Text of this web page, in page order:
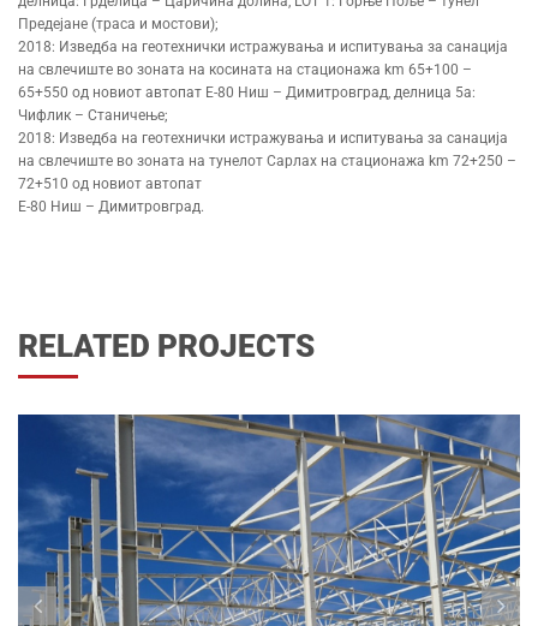
Предејане (траса и мостови);
2018: Изведба на геотехнички истражувања и испитувања за санација
на свлечиште во зоната на косината на стационажа km 65+100 –
65+550 од новиот автопат Е-80 Ниш – Димитровград, делница 5а:
Чифлик – Станичење;
2018: Изведба на геотехнички истражувања и испитувања за санација
на свлечиште во зоната на тунелот Сарлах на стационажа km 72+250 –
72+510 од новиот автопат
Е-80 Ниш – Димитровград.
RELATED PROJECTS